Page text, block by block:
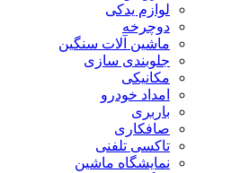
لوازم یدکی
دوچرخه
ماشین آلات سنگین
جلوبندی سازی
مکانیکی
امداد خودرو
باربری
صافکاری
تاکسی تلفنی
نمایشگاه ماشین